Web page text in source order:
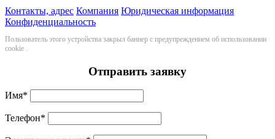
Контакты, адрес Компания Юридическая информация
Конфиденциальность
Пользователь этого устройства закрыл баннер с предупреждением об использовании
cookie
Отправить заявку
Имя*
Телефон*